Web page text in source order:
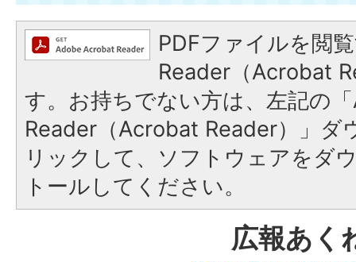
PDFファイルを閲
Reader（Acrobat
す。お持ちでない方は、左記の
Reader（Acrobat Reader）」ダ
リックして、ソフトウェアをダ
トールしてください。
広報あく